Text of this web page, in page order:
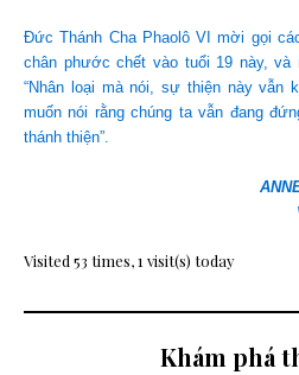
Đức Thánh Cha Phaolô VI mời gọi
chân phước chết vào tuổi 19 này,
“Nhân loại mà nói, sự thiện này vẫn
muốn nói rằng chúng ta vẫn đang
thánh thiện”.
Visited 53 times, 1 visit(s) today
Khám phá